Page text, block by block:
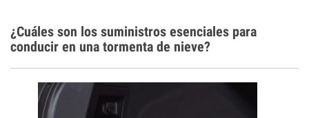
¿Cuáles son los suministros esenciales para
conducir en una tormenta de nieve?